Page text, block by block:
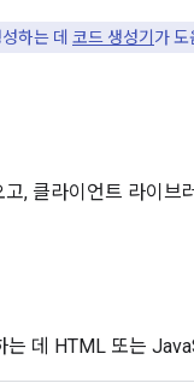
하는 데 코드 생성기 가 도
, 클라이언트 라이브
는 데 HTML 또는